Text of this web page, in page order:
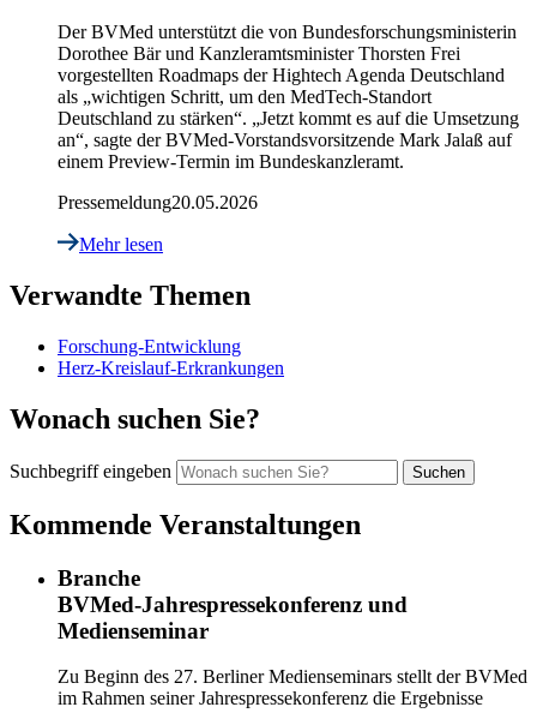
Der BVMed unterstützt die von Bundesforschungsministerin
Dorothee Bär und Kanzleramtsminister Thorsten Frei
vorgestellten Roadmaps der Hightech Agenda Deutschland
als „wichtigen Schritt, um den MedTech-Standort
Deutschland zu stärken“. „Jetzt kommt es auf die Umsetzung
an“, sagte der BVMed-Vorstandsvorsitzende Mark Jalaß auf
einem Preview-Termin im Bundeskanzleramt.
Pressemeldung20.05.2026
Mehr lesen
Verwandte Themen
Forschung-Entwicklung
Herz-Kreislauf-Erkrankungen
Wonach suchen Sie?
Suchbegriff eingeben
Kommende Veranstaltungen
Branche
BVMed-Jahrespressekonferenz und
Medienseminar
Zu Beginn des 27. Berliner Medienseminars stellt der BVMed
im Rahmen seiner Jahrespressekonferenz die Ergebnisse